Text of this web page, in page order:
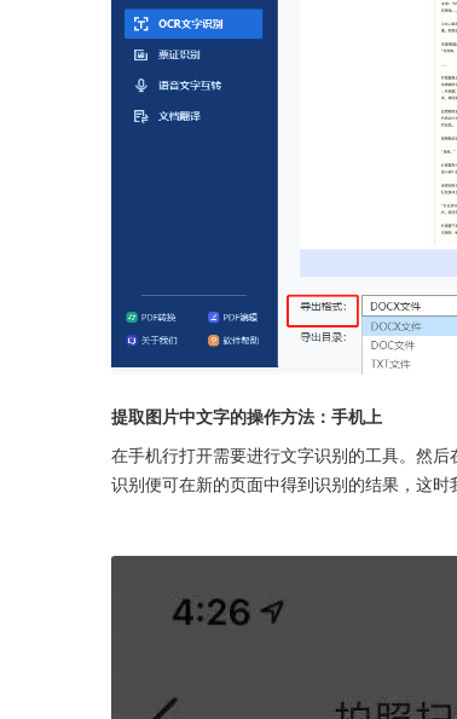
提取图片中文字的操作方法：手机上
在手机行打开需要进行文字识别的工具。然
识别便可在新的页面中得到识别的结果，这